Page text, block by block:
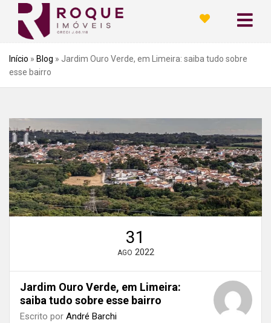
Início » Blog » Jardim Ouro Verde, em Limeira: saiba tudo sobre
esse bairro
31
AGO 2022
Jardim Ouro Verde, em Limeira:
saiba tudo sobre esse bairro
Escrito por André Barchi